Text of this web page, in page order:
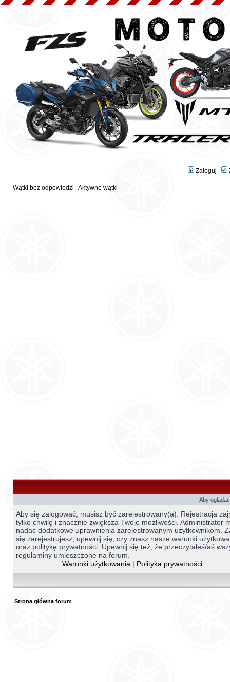
Zaloguj
Wątki bez odpowiedzi Aktywne wątki
Aby
Aby się zalogować, musisz być zarejestrowany(a). Rejestracja
tylko chwilę i znacznie zwiększa Twoje możliwości. Administrator
nadać dodatkowe uprawnienia zarejestrowanym użytkownikom.
się zarejestrujesz, upewnij się, czy znasz nasze warunki
oraz politykę prywatności. Upewnij się też, że przeczytałeś/aś
regulaminy umieszczone na forum.
Warunki użytkowania | Polityka prywatności
Strona główna forum